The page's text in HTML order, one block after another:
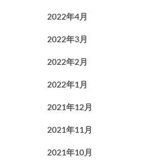
2022年4月
2022年3月
2022年2月
2022年1月
2021年12月
2021年11月
2021年10月